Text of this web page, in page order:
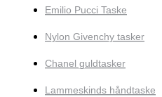
Emilio Pucci Taske
Nylon Givenchy tasker
Chanel guldtasker
Lammeskinds håndtaske